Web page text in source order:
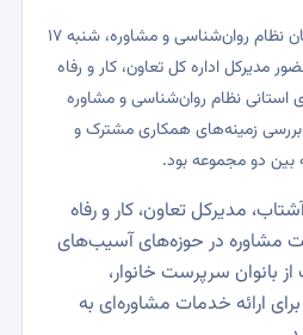
به گزارش روابط عمومی سازمان نظام روان‌شناسی و مشاوره، شنبه ۱۷
مدیرکل اداره کل تعاون، کار و رفاه
استانی نظام روان‌شناسی و مشاوره
زمینه‌های همکاری مشترک و
بین دو مجموعه بود.
مدیرکل تعاون، کار و رفاه
مشاوره در حوزه‌های آسیب‌های
بانوان سرپرست خانوار،
ارائه خدمات مشاوره‌ای به